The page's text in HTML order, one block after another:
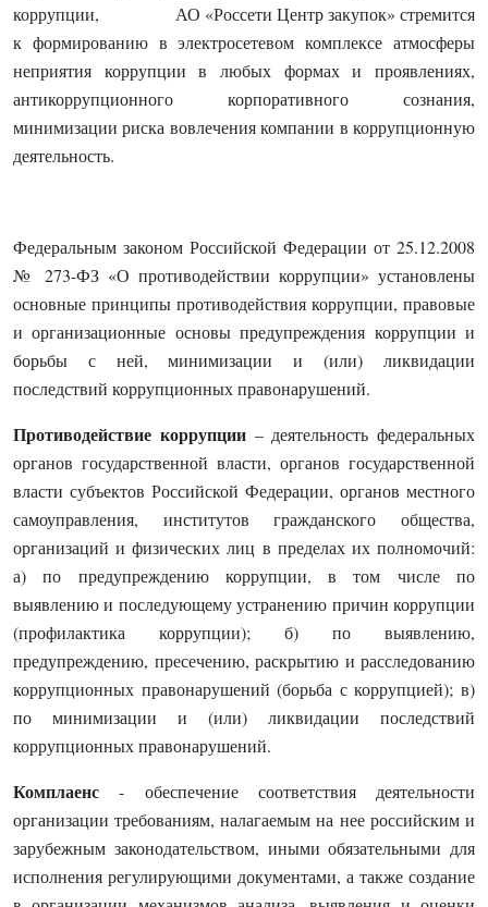
коррупции, АО «Россети Центр закупок» стремится
к формированию в электросетевом комплексе атмосферы
неприятия коррупции в любых формах и проявлениях,
антикоррупционного корпоративного сознания,
минимизации риска вовлечения компании в коррупционную
деятельность.
Федеральным законом Российской Федерации от 25.12.2008
№ 273-ФЗ «О противодействии коррупции» установлены
основные принципы противодействия коррупции, правовые
и организационные основы предупреждения коррупции и
борьбы с ней, минимизации и (или) ликвидации
последствий коррупционных правонарушений.
Противодействие коррупции– деятельность федеральных
органов государственной власти, органов государственной
власти субъектов Российской Федерации, органов местного
самоуправления, институтов гражданского общества,
организаций и физических лиц в пределах их полномочий:
а) по предупреждению коррупции, в том числе по
выявлению и последующему устранению причин коррупции
(профилактика коррупции); б) по выявлению,
предупреждению, пресечению, раскрытию и расследованию
коррупционных правонарушений (борьба с коррупцией); в)
по минимизации и (или) ликвидации последствий
коррупционных правонарушений.
Комплаенс - обеспечение соответствия деятельности
организации требованиям, налагаемым на нее российским и
зарубежным законодательством, иными обязательными для
исполнения регулирующими документами, а также создание